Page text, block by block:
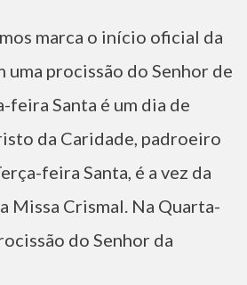
marca o início oficial da
uma procissão do Senhor de
feira Santa é um dia de
da Caridade, padroeiro
feira Santa, é a vez da
Missa Crismal. Na Quarta-
do Senhor da